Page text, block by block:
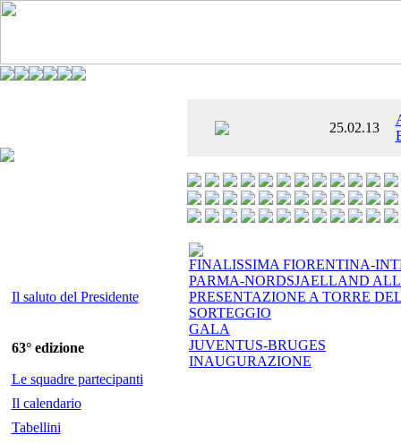
25.02.13
Il saluto del Presidente
63° edizione
Le squadre partecipanti
Il calendario
Tabellini
FINALISSIMA FIORENTINA-
PARMA-NORDSJAELLAND
PRESENTAZIONE A TORRE
SORTEGGIO
GALA
JUVENTUS-BRUGES
INAUGURAZIONE